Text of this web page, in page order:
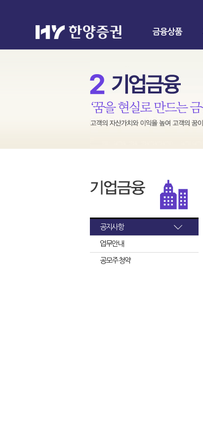
금융상품
공지사항
업무안내
공모주 청약